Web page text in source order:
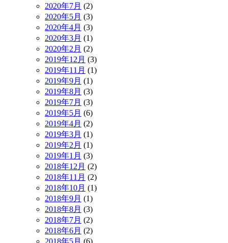
2020年7月 (2)
2020年5月 (3)
2020年4月 (3)
2020年3月 (1)
2020年2月 (2)
2019年12月 (3)
2019年11月 (1)
2019年9月 (1)
2019年8月 (3)
2019年7月 (3)
2019年5月 (6)
2019年4月 (2)
2019年3月 (1)
2019年2月 (1)
2019年1月 (3)
2018年12月 (2)
2018年11月 (2)
2018年10月 (1)
2018年9月 (1)
2018年8月 (3)
2018年7月 (2)
2018年6月 (2)
2018年5月 (6)